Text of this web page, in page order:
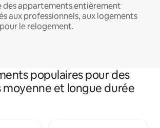
des appartements entièrement
aux professionnels, aux logements
le relogement.
populaires pour des
moyenne et longue durée